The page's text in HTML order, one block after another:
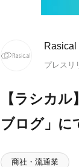
Rasical
プレスリ
【ラシカ
ブログ」に
商社・流通業